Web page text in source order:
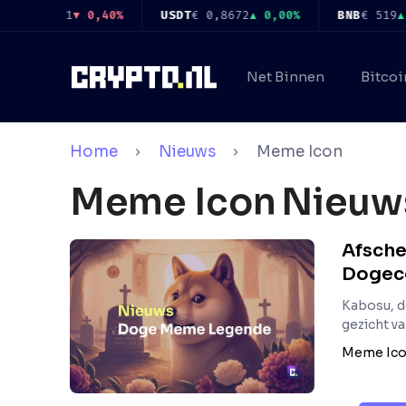
▼ 0,40% USDT€ 0,8672▲ 0,00% BNB€ 519 ▲
Net Binnen
Home Nieuws Meme Icon
Meme Icon
Kabosu,
gezicht
Meme